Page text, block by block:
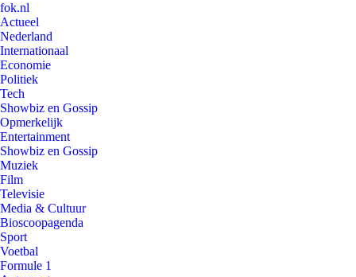
fok.nl
Actueel
Nederland
Internationaal
Economie
Politiek
Tech
Showbiz en Gossip
Opmerkelijk
Entertainment
Showbiz en Gossip
Muziek
Film
Televisie
Media & Cultuur
Bioscoopagenda
Sport
Voetbal
Formule 1